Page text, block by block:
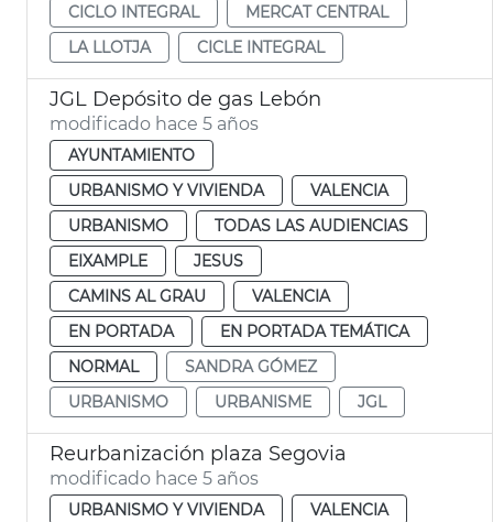
CICLO INTEGRAL
MERCAT CENTRAL
LA LLOTJA
CICLE INTEGRAL
JGL Depósito de gas Lebón
modificado hace 5 años
AYUNTAMIENTO
URBANISMO Y VIVIENDA
VALENCIA
URBANISMO
TODAS LAS AUDIENCIAS
EIXAMPLE
JESUS
CAMINS AL GRAU
VALENCIA
EN PORTADA
EN PORTADA TEMÁTICA
NORMAL
SANDRA GÓMEZ
URBANISMO
URBANISME JGL
Reurbanización plaza Segovia
modificado hace 5 años
URBANISMO Y VIVIENDA
VALENCIA